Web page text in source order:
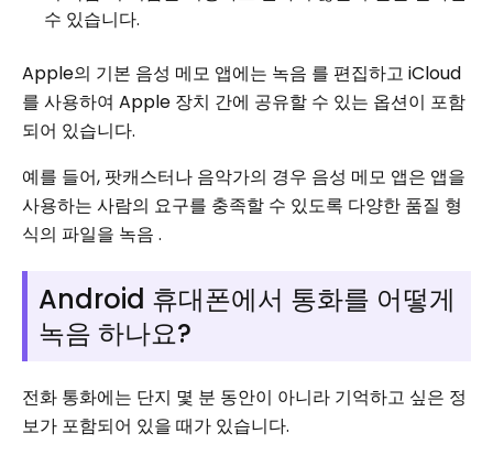
수 있습니다.
Apple의 기본 음성 메모 앱에는 녹음 를 편집하고 iCloud
를 사용하여 Apple 장치 간에 공유할 수 있는 옵션이 포함
되어 있습니다.
예를 들어, 팟캐스터나 음악가의 경우 음성 메모 앱은 앱을
사용하는 사람의 요구를 충족할 수 있도록 다양한 품질 형
식의 파일을 녹음 .
Android 휴대폰에서 통화를 어떻게
녹음 하나요?
전화 통화에는 단지 몇 분 동안이 아니라 기억하고 싶은 정
보가 포함되어 있을 때가 있습니다.